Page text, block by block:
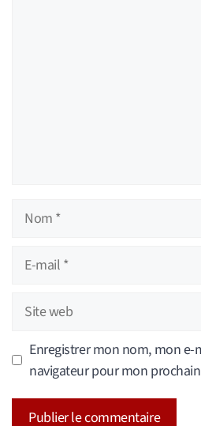
Nom
Site
web
Enregistrer mon nom, mon
navigateur pour mon